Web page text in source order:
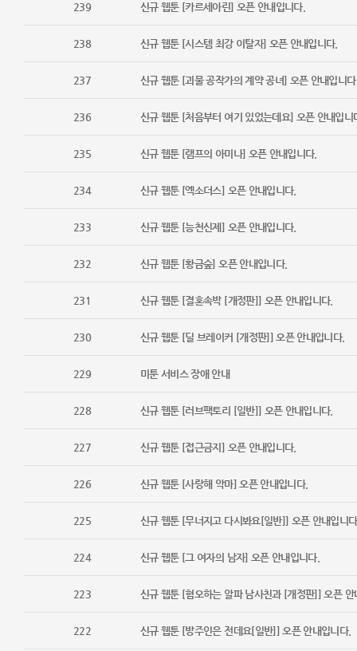
239 신규 웹툰 [카르세아린] 오픈 안내입니다.
238 신규 웹툰 [시스템 최강 이탈자] 오픈 안내입니다.
237 신규 웹툰 [괴물 공작가의 계약 공녀] 오픈 안내입니
236 신규 웹툰 [처음부터 여기 있었는데요] 오픈 안내입니
235 신규 웹툰 [램프의 아미나] 오픈 안내입니다.
234 신규 웹툰 [엑소더스] 오픈 안내입니다.
233 신규 웹툰 [능천신제] 오픈 안내입니다.
232 신규 웹툰 [황금숲] 오픈 안내입니다.
231 신규 웹툰 [결혼속박 [개정판]] 오픈 안내입니다.
230 신규 웹툰 [딜 브레이커 [개정판]] 오픈 안내입니다.
229 미툰 서비스 장애 안내
228 신규 웹툰 [러브팩토리 [일반]] 오픈 안내입니다.
227 신규 웹툰 [접근금지] 오픈 안내입니다.
226 신규 웹툰 [사랑해 악마] 오픈 안내입니다.
225 신규 웹툰 [무너지고 다시봐요[일반]] 오픈 안내입니
224 신규 웹툰 [그 여자의 남자] 오픈 안내입니다.
223 신규 웹툰 [혐오하는 알파 남사친과 [개정판]] 오픈 안
222 신규 웹툰 [방주인은 전데요[일반]] 오픈 안내입니다.